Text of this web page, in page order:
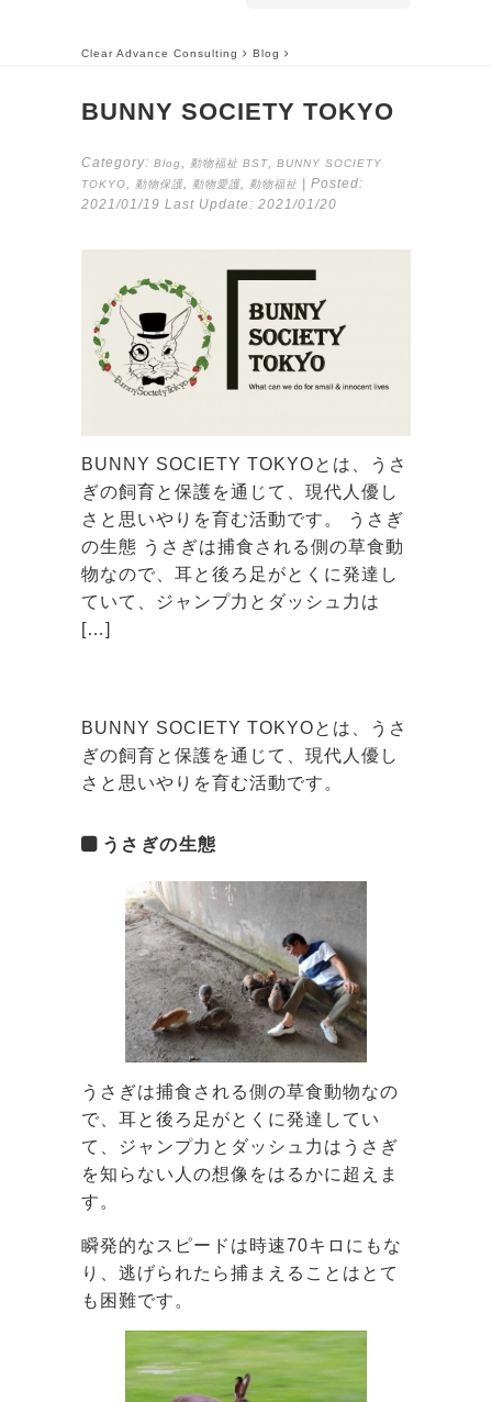
Clear Advance Consulting Blog
BUNNY SOCIETY TOKYO
Category: Blog 動物福祉 BST
BUNNY SOCIETY
TOKYO
動物保護 動物愛護 動物福祉 | Posted:
2021/01/19 Last Update: 2021/01/20
BUNNY SOCIETY TOKYOとは、うさ
ぎの飼育と保護を通じて、現代人優し
さと思いやりを育む活動です。 うさぎ
の生態 うさぎは捕食される側の草食動
物なので、耳と後ろ足がとくに発達し
ていて、ジャンプ力とダッシュ力は
[…]
BUNNY SOCIETY TOKYOとは、うさ
ぎの飼育と保護を通じて、現代人優し
さと思いやりを育む活動です。
うさぎの生態
うさぎは捕食される側の草食動物なの
で、耳と後ろ足がとくに発達してい
て、ジャンプ力とダッシュ力はうさぎ
を知らない人の想像をはるかに超えま
す。
瞬発的なスピードは時速70キロにもな
り、逃げられたら捕まえることはとて
も困難です。